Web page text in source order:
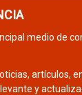
medio de
artículos,
y